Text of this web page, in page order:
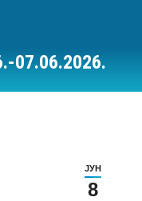
07.06.2026.
ЈУН
8